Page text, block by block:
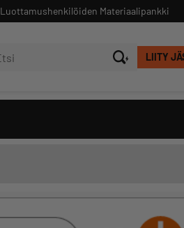
Luottamushenkilöiden Materiaalipankki
LIITY